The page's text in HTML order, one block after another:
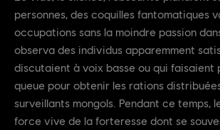
personnes, des coquilles fantomatiques
occupations sans la moindre passion
observa des individus apparemment
discutaient à voix basse ou qui faisaient
queue pour obtenir les rations
surveillants mongols. Pendant ce temps,
force vive de la forteresse dont se